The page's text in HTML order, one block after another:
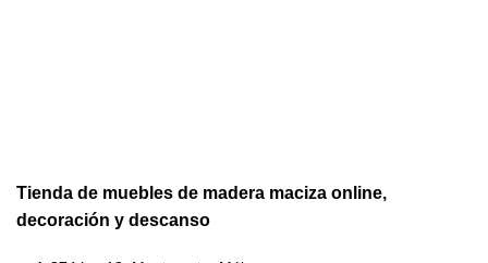
Tienda de muebles de madera maciza online,
decoración y descanso